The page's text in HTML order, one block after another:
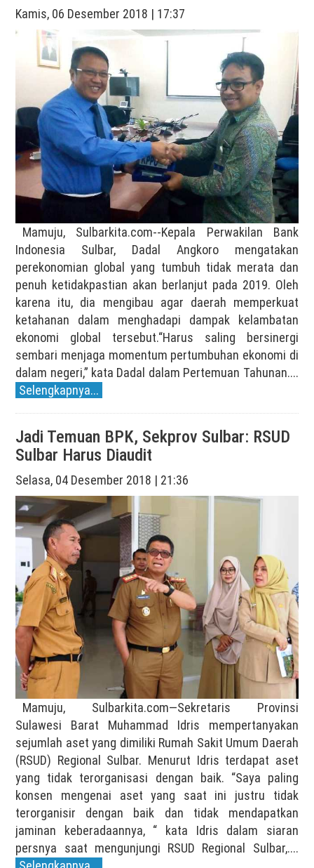
Kamis, 06 Desember 2018 | 17:37
Mamuju, Sulbarkita.com--Kepala Perwakilan Bank
Indonesia Sulbar, Dadal Angkoro mengatakan
perekonomian global yang tumbuh tidak merata dan
penuh ketidakpastian akan berlanjut pada 2019. Oleh
karena itu, dia mengibau agar daerah memperkuat
ketahanan dalam menghadapi dampak kelambatan
ekonomi global tersebut.“Harus saling bersinergi
sembari menjaga momentum pertumbuhan ekonomi di
dalam negeri,” kata Dadal dalam Pertemuan Tahunan....
Selengkapnya...
Jadi Temuan BPK, Sekprov Sulbar: RSUD
Sulbar Harus Diaudit
Selasa, 04 Desember 2018 | 21:36
Mamuju, Sulbarkita.com—Sekretaris Provinsi
Sulawesi Barat Muhammad Idris mempertanyakan
sejumlah aset yang dimiliki Rumah Sakit Umum Daerah
(RSUD) Regional Sulbar. Menurut Idris terdapat aset
yang tidak terorganisasi dengan baik. “Saya paling
konsen mengenai aset yang saat ini justru tidak
terorganisir dengan baik dan tidak mendapatkan
jaminan keberadaannya, “ kata Idris dalam siaran
persnya saat mengunjungi RSUD Regional Sulbar,....